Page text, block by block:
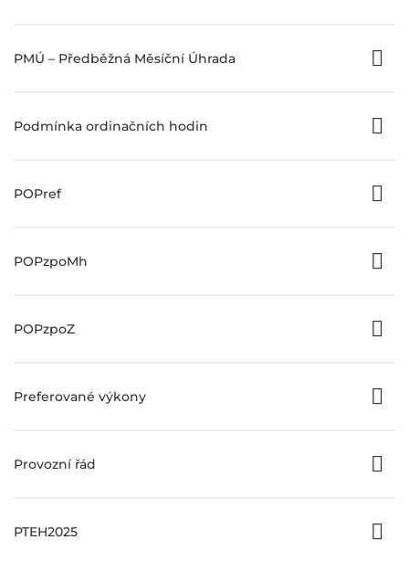
PMÚ – Předběžná Měsíční Úhrada
Podmínka ordinačních hodin
POPref
POPzpoMh
POPzpoZ
Preferované výkony
Provozní řád
PTEH2025